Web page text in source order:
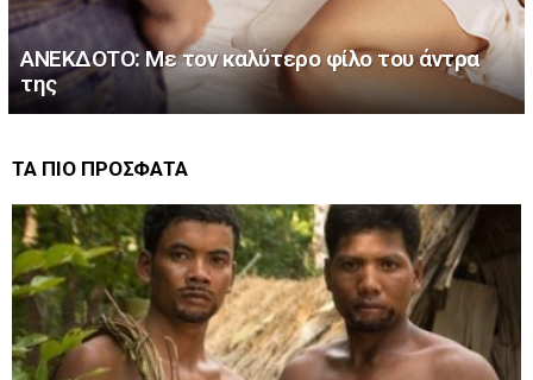
ΑΝΕΚΔΟΤΟ: Με τον καλύτερο φίλο του άντρα
της
ΤΑ ΠΙΟ ΠΡΟΣΦΑΤΑ